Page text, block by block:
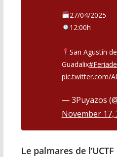
27/04/2025
12:00h
San Agustín
Guadalix
pic.twitter.com/
— 3Puyazos
November 17,
Le palmares de